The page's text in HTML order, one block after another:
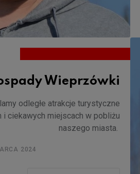
Wieprzówki
odległe atrakcje turystyczne
i ciekawych miejscach w pobliżu
naszego miasta.
2024